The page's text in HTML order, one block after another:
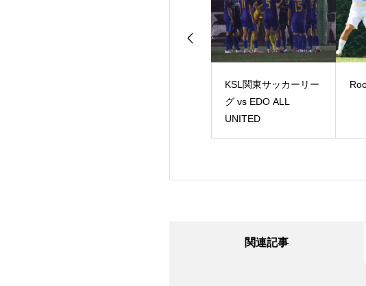
KSL関東サッカーリー
グ vs EDO ALL
UNITED
関連記事